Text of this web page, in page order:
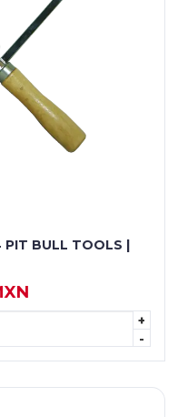
BULL TOOLS |
+
-